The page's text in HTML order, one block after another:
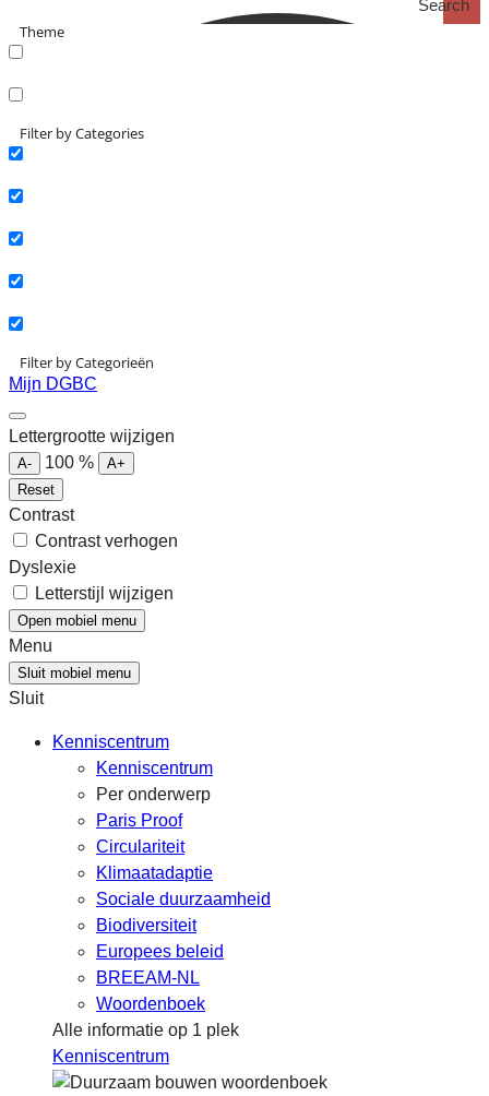
Search
Theme
Filter by Categories
Filter by Categorieën
Mijn DGBC
Lettergrootte wijzigen
A- 100 %
A+
Reset
Contrast
Contrast verhogen
Dyslexie
Letterstijl wijzigen
Open mobiel menu
Menu
Sluit mobiel menu
Sluit
Kenniscentrum
Kenniscentrum
Per onderwerp
Paris Proof
Circulariteit
Klimaatadaptie
Sociale duurzaamheid
Biodiversiteit
Europees beleid
BREEAM-NL
Woordenboek
Alle informatie op 1 plek
Kenniscentrum